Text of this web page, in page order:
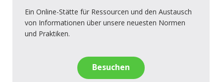
Ein Online-Stätte für Ressourcen und den Austausch
von Informationen über unsere neuesten Normen
und Praktiken.
Besuchen